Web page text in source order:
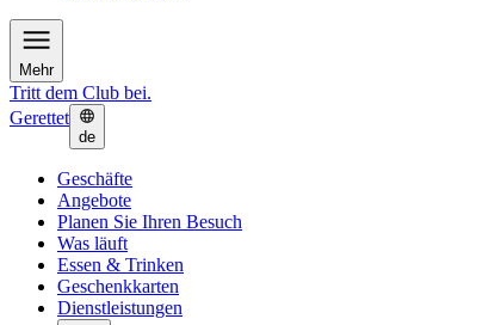
Mehr
Tritt dem Club bei.
Gerettet
de
Geschäfte
Angebote
Planen Sie Ihren Besuch
Was läuft
Essen & Trinken
Geschenkkarten
Dienstleistungen